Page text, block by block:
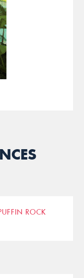
ROCK